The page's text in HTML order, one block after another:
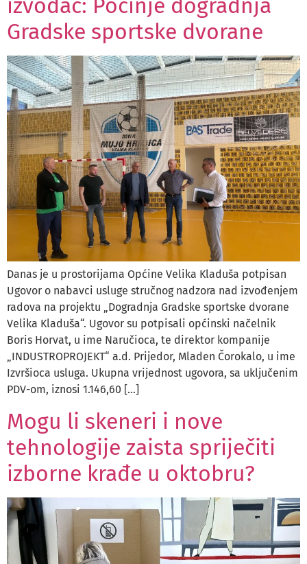
izvođač: Počinje dogradnja
Gradske sportske dvorane
Danas je u prostorijama Općine Velika Kladuša potpisan
Ugovor o nabavci usluge stručnog nadzora nad izvođenjem
radova na projektu „Dogradnja Gradske sportske dvorane
Velika Kladuša“. Ugovor su potpisali općinski načelnik
Boris Horvat, u ime Naručioca, te direktor kompanije
„INDUSTROPROJEKT“ a.d. Prijedor, Mladen Čorokalo, u ime
Izvršioca usluga. Ukupna vrijednost ugovora, sa uključenim
PDV-om, iznosi 1.146,60 […]
Mogu li skeneri i nove
tehnologije zaista spriječiti
izborne krađe u oktobru?